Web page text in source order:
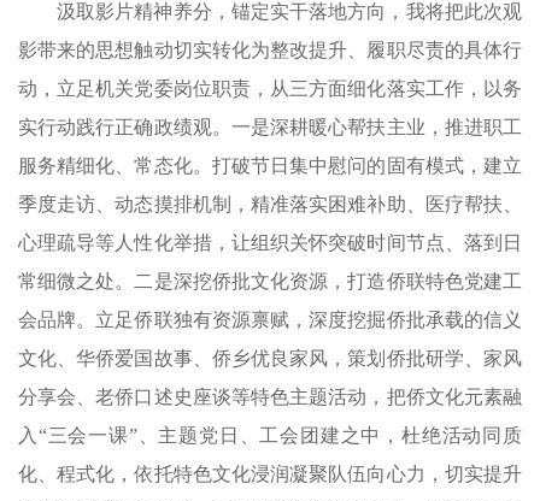
汲取影片精神养分，锚定实干落地方向，我将把此次观
影带来的思想触动切实转化为整改提升、履职尽责的具体行
动，立足机关党委岗位职责，从三方面细化落实工作，以务
实行动践行正确政绩观。一是深耕暖心帮扶主业，推进职工
服务精细化、常态化。打破节日集中慰问的固有模式，建立
季度走访、动态摸排机制，精准落实困难补助、医疗帮扶、
心理疏导等人性化举措，让组织关怀突破时间节点、落到日
常细微之处。二是深挖侨批文化资源，打造侨联特色党建工
会品牌。立足侨联独有资源禀赋，深度挖掘侨批承载的信义
文化、华侨爱国故事、侨乡优良家风，策划侨批研学、家风
分享会、老侨口述史座谈等特色主题活动，把侨文化元素融
入“三会一课”、主题党日、工会团建之中，杜绝活动同质
化、程式化，依托特色文化浸润凝聚队伍向心力，切实提升